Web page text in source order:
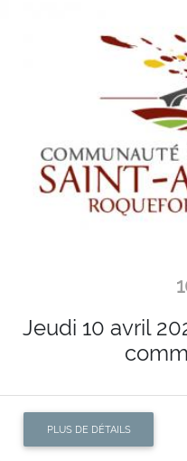
Jeudi 10 avril
PLUS DE DÉTAILS